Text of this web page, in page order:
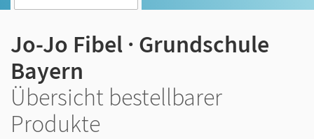
Jo-Jo Fibel · Grundschule
Bayern
Übersicht bestellbarer
Produkte